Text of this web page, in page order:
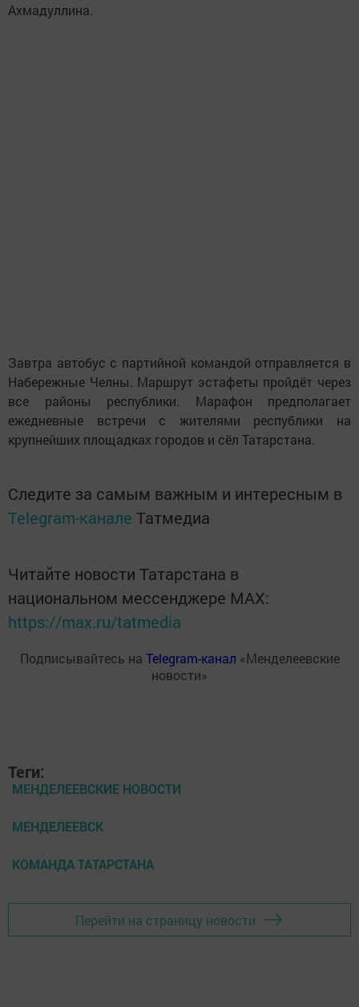
Ахмадуллина.
Завтра автобус с партийной командой отправляется в
Набережные Челны. Маршрут эстафеты пройдёт через
все районы республики. Марафон предполагает
ежедневные встречи с жителями республики на
крупнейших площадках городов и сёл Татарстана.
Следите за самым важным и интересным в
Telegram-канале Татмедиа
Читайте новости Татарстана в
национальном мессенджере MАХ:
https://max.ru/tatmedia
Подписывайтесь на Telegram-канал «Менделеевские
новости»
Теги:
МЕНДЕЛЕЕВСКИЕ НОВОСТИ
МЕНДЕЛЕЕВСК
КОМАНДА ТАТАРСТАНА
Перейти на страницу новости